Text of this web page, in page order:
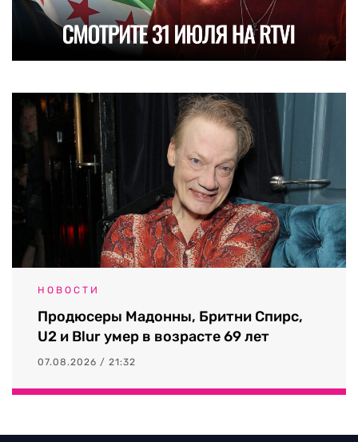
НОВОСТИ
Продюсеры Мадонны, Бритни Спирс,
U2 и Blur умер в возрасте 69 лет
07.08.2026 / 21:32